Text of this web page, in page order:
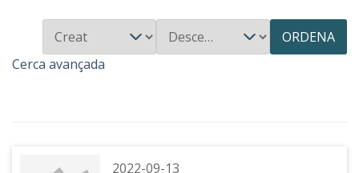
ORDENA
Cerca avançada
2022-09-13